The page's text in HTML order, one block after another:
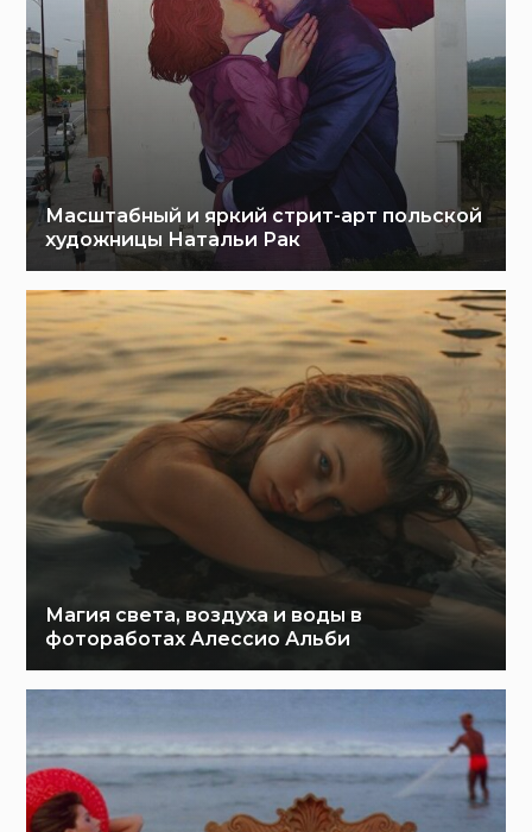
Масштабный и яркий стрит-арт польской
художницы Натальи Рак
Магия света, воздуха и воды в
фотоработах Алессио Альби